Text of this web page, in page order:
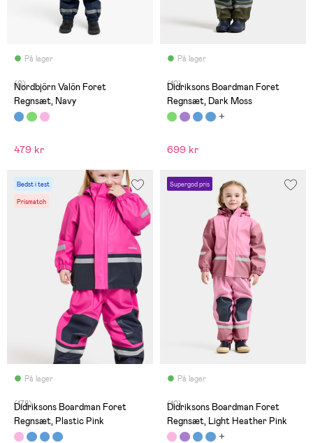
På lager
(0)
Nordbjörn Valön Foret
Regnsæt, Navy
479 kr
På lager
(10)
Didriksons Boardman Foret
Regnsæt, Dark Moss
699 kr
Bedst i test
Prismatch
På lager
(178)
Didriksons Boardman Foret
Regnsæt, Plastic Pink
Supergod pris
På lager
(10)
Didriksons Boardman Foret
Regnsæt, Light Heather Pink